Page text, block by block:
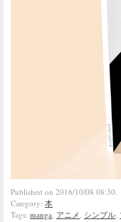
Published on 2016/10/08 08:30.
Category: 本
Tags: manga アニメ シンプル